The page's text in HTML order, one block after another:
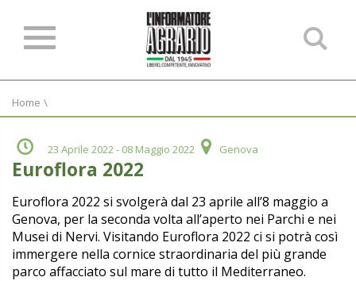
Home \
23 Aprile 2022- 08 Maggio 2022 Genova
Euroflora 2022
Euroflora 2022 si svolgerà dal 23 aprile all’8 maggio a
Genova, per la seconda volta all’aperto nei Parchi e nei
Musei di Nervi. Visitando Euroflora 2022 ci si potrà così
immergere nella cornice straordinaria del più grande
parco affacciato sul mare di tutto il Mediterraneo.